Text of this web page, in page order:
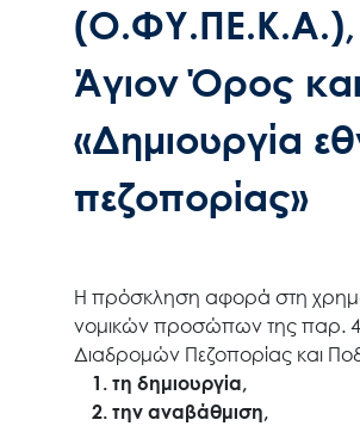
(Ο.ΦΥ.ΠΕ.Κ.Α.),
Άγιον Όρος
«Δημιουργία
πεζοπορίας»
Η πρόσκληση αφορά στη
νομικών προσώπων της παρ. 4
Διαδρομών Πεζοπορίας και
τη δημιουργία,
την αναβάθμιση,